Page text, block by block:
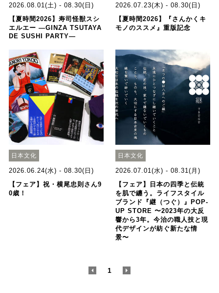
2026.08.01(土) - 08.30(日)
【夏時間2026】寿司怪獣スシ
エルエー ―GINZA TSUTAYA
DE SUSHI PARTY―
2026.07.23(木) - 08.30(日)
【夏時間2026】『さんかくキ
モノのススメ』重版記念
日本文化
2026.06.24(水) - 08.30(日)
【フェア】祝・横尾忠則さん9
0歳！
日本文化
2026.07.01(水) - 08.31(月)
【フェア】日本の四季と伝統
を肌で纏う。ライフスタイル
ブランド『継（つぐ）』POP-
UP STORE 〜2023年の大反
響から3年。今治の職人技と現
代デザインが紡ぐ新たな情
景〜
1